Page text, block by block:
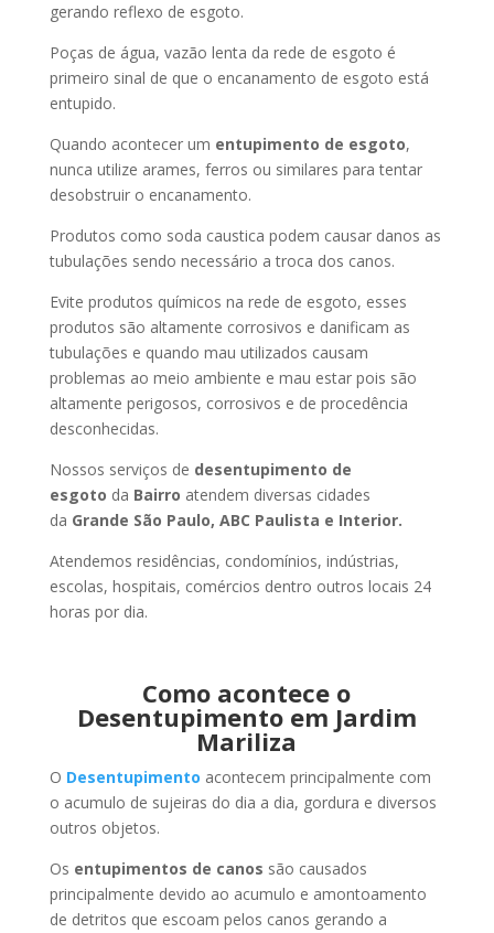
gerando reflexo de esgoto.
Poças de água, vazão lenta da rede de esgoto é
primeiro sinal de que o encanamento de esgoto está
entupido.
Quando acontecer um entupimento de esgoto,
nunca utilize arames, ferros ou similares para tentar
desobstruir o encanamento.
Produtos como soda caustica podem causar danos as
tubulações sendo necessário a troca dos canos.
Evite produtos químicos na rede de esgoto, esses
produtos são altamente corrosivos e danificam as
tubulações e quando mau utilizados causam
problemas ao meio ambiente e mau estar pois são
altamente perigosos, corrosivos e de procedência
desconhecidas.
Nossos serviços de desentupimento de
esgoto da Bairro atendem diversas cidades
da Grande São Paulo, ABC Paulista e Interior.
Atendemos residências, condomínios, indústrias,
escolas, hospitais, comércios dentro outros locais 24
horas por dia.
Como acontece o
Desentupimento em Jardim
Mariliza
O Desentupimento acontecem principalmente com
o acumulo de sujeiras do dia a dia, gordura e diversos
outros objetos.
Os entupimentos de canos são causados
principalmente devido ao acumulo e amontoamento
de detritos que escoam pelos canos gerando a